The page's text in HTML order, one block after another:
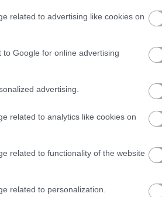
related to advertising like cookies on
Google for online advertising
advertising.
related to analytics like cookies on
related to functionality of the website
related to personalization.